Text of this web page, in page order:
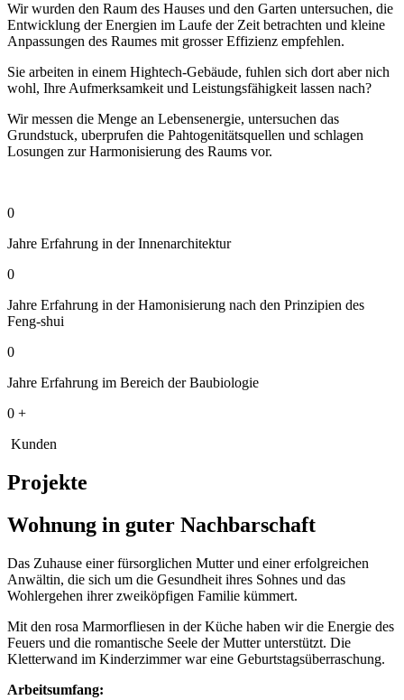
Wir wurden den Raum des Hauses und den Garten untersuchen, die
Entwicklung der Energien im Laufe der Zeit betrachten und kleine
Anpassungen des Raumes mit grosser Effizienz empfehlen.
Sie arbeiten in einem Hightech-Gebäude, fuhlen sich dort aber nich
wohl, Ihre Aufmerksamkeit und Leistungsfähigkeit lassen nach?
Wir messen die Menge an Lebensenergie, untersuchen das
Grundstuck, uberprufen die Pahtogenitätsquellen und schlagen
Losungen zur Harmonisierung des Raums vor.
0
Jahre Erfahrung in der Innenarchitektur
0
Jahre Erfahrung in der Hamonisierung nach den Prinzipien des
Feng-shui
0
Jahre Erfahrung im Bereich der Baubiologie
0 +
Kunden
Projekte
Wohnung in guter Nachbarschaft
Das Zuhause einer fürsorglichen Mutter und einer erfolgreichen
Anwältin, die sich um die Gesundheit ihres Sohnes und das
Wohlergehen ihrer zweiköpfigen Familie kümmert.
Mit den rosa Marmorfliesen in der Küche haben wir die Energie des
Feuers und die romantische Seele der Mutter unterstützt. Die
Kletterwand im Kinderzimmer war eine Geburtstagsüberraschung.
Arbeitsumfang: